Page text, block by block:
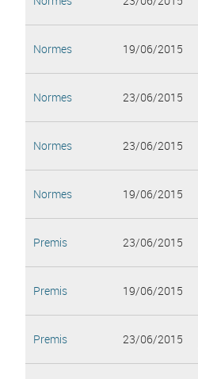
Normes 19/06/2015
Normes 23/06/2015
Normes 23/06/2015
Normes 19/06/2015
Premis 23/06/2015
Premis 19/06/2015
Premis 23/06/2015